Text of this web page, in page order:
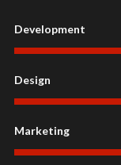
Development
Design
Marketing